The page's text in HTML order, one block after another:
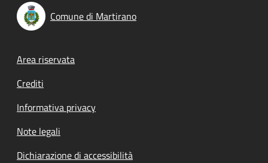
Comune di Martirano
Footer menu
Area riservata
Crediti
Informativa privacy
Note legali
Dichiarazione di accessibilità